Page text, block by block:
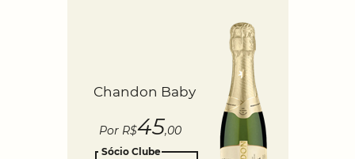
Chandon Baby
Por R$45,00
Sócio Clube